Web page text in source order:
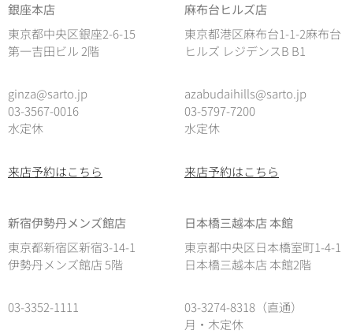
銀座本店
東京都中央区銀座2-6-15
第一吉田ビル 2階
ginza@sarto.jp
03-3567-0016
水定休
来店予約はこちら
麻布台ヒルズ店
東京都港区麻布台1-1-2麻布台
ヒルズ レジデンスB B1
azabudaihills@sarto.jp
03-5797-7200
水定休
来店予約はこちら
新宿伊勢丹メンズ館店
東京都新宿区新宿3-14-1
伊勢丹メンズ館店 5階
03-3352-1111
日本橋三越本店 本館
東京都中央区日本橋室町1-4-1
日本橋三越本店 本館2階
03-3274-8318（直通）
月・木定休